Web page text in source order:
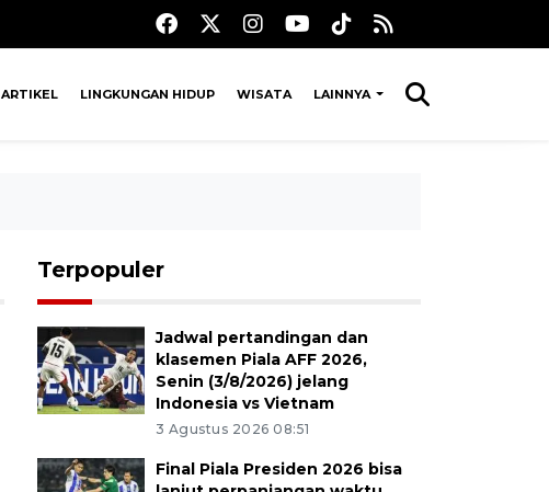
ARTIKEL LINGKUNGAN HIDUP WISATA LAINNYA
Terpopuler
Jadwal pertandingan dan
klasemen Piala AFF 2026,
Senin (3/8/2026) jelang
Indonesia vs Vietnam
3 Agustus 2026 08:51
Final Piala Presiden 2026 bisa